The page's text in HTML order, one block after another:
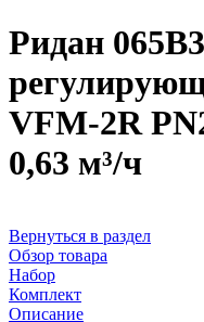
Ридан
VFM-2R
0,63 м³/ч
Вернуться в раздел
Обзор товара
Набор
Комплект
Описание